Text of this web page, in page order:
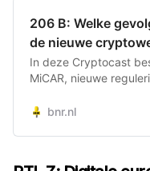
206 B: Welke
de nieuwe
In deze Cryptocast
MiCAR, nieuwe
Teunis Brosens,
bnr.nl